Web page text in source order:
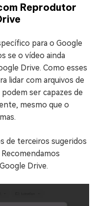
Reprodutor
para o Google
se o vídeo ainda
Drive. Como esses
lidar com arquivos de
ser capazes de
mesmo que o
de terceiros sugeridos
Drive.